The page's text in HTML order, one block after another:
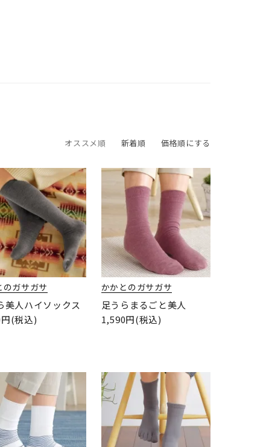
オススメ順 新着順 価格順にする
のガサガサ
美人ハイソックス
(税込)
かかとのガサガサ
足うらまるごと美人
1,590円(税込)